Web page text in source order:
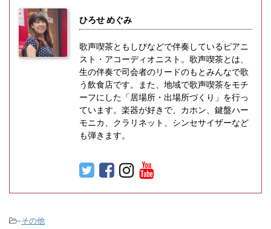
ひろせ めぐみ
歌声喫茶ともしびなどで伴奏しているピアニ
スト・アコーディオニスト。歌声喫茶とは、
生の伴奏で司会者のリードのもとみんなで歌
う飲食店です。また、地域で歌声喫茶をモチ
ーフにした「居場所・出場所づくり」を行っ
ています。楽器が好きで、カホン、鍵盤ハー
モニカ、クラリネット、シンセサイザーなど
も弾きます。
-その他